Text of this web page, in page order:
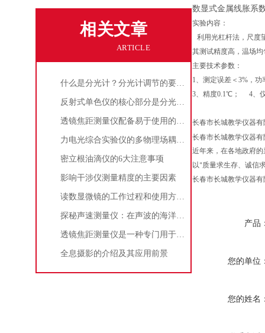
相关文章
ARTICLE
什么是分光计？分光计调节的要求是什么？
反射式单色仪的核心部分是分光系统决定了仪器的性能和精度
透镜焦距测量仪配备易于使用的界面和自动化的测量流程
力电光综合实验仪的多物理场耦合原理与系统架构解析
密立根油滴仪的6大注意事项
影响干涉仪测量精度的主要因素
读数显微镜的工作过程和使用方法介绍
探秘声速测量仪：在声波的海洋中寻找“音速之谜”
透镜焦距测量仪是一种专门用于测量透镜焦距的仪器
全息摄影的介绍及其应用前景
数显式金属线胀系
实验内容：
利用光杠杆法，尺度
其测试精度高，温场
主要技术参数：
1、 测定误差＜3%， 功
3、 精度0.1℃； 4、
长春市长城教学仪器有
长春市长城教学仪器
近年来，在各地政府
以“质量求生存、诚信
长春市长城教学仪器
产品
您的单位
您的姓名